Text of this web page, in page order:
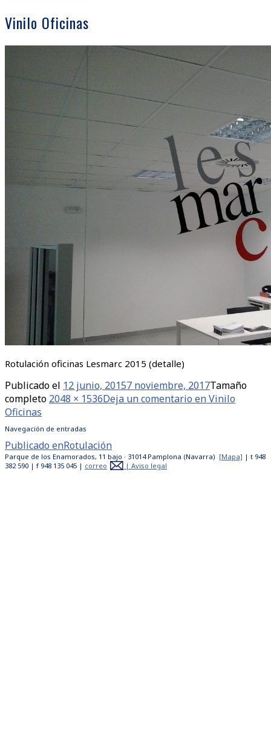
Vinilo Oficinas
Rotulación oficinas Lesmarc 2015 (detalle)
Publicado el 12 junio, 20157 noviembre, 2017Tamaño
completo 2048 × 1536Deja un comentario en Vinilo
Oficinas
Navegación de entradas
Publicado enRotulación
Parque de los Enamorados, 11 bajo · 31014 Pamplona (Navarra) [Mapa] | t 948
382 590 | f 948 135 045 | correo | Aviso legal